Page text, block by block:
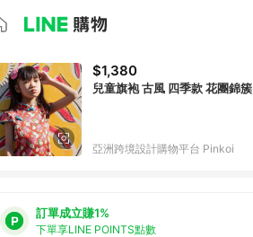
$1,380
兒童旗袍 古風 四季款 花團錦簇
亞洲跨境設計購物平台 Pinkoi
訂單成立賺1%
下單享LINE POINTS點數